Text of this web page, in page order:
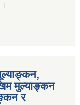
मुल्याङ्कन
र